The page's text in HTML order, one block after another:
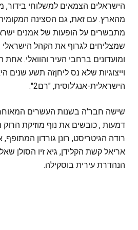
הישראלים הצמאים למשלוחי בידור,
מהארץ. עם זאת, גם הסצינה
מתבשרים על הופעות של אמנים
שמצליחים לגרוף את הקהל
ומועדונים ברחבי העיר והוואלי. אחת
וייצוגיות שלא נס ליחןזה תשע שנים
הישראלית-אנג'לוסית, "רם2".
שישה חבר'ה בשנות העשרים
דמעות , כובשים את נוף מוזיקת
רודה הגיטריסט, רונן גורדון המתופף,
אריאל קשת הקלידן, גיא זיו הסולן
הנהדרת עירית בוסקילה.